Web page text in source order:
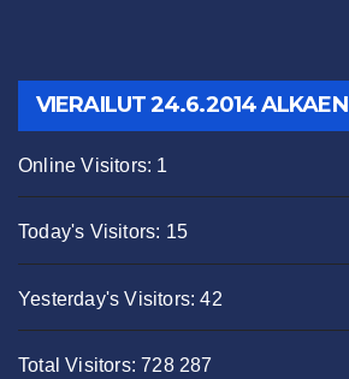
VIERAILUT 24.6.2014 ALKAEN
Online Visitors: 1
Today's Visitors: 15
Yesterday's Visitors:42
Total Visitors:728 287